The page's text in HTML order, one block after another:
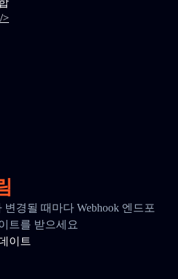
>
변경될 때마다 Webhook 엔드포
트를 받으세요
이트